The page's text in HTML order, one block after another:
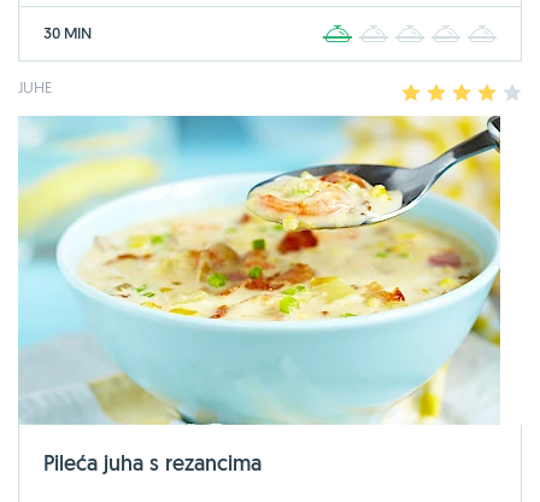
30 MIN 2 3 4
JUHE 2 3 4
Pileća juha s rezancima